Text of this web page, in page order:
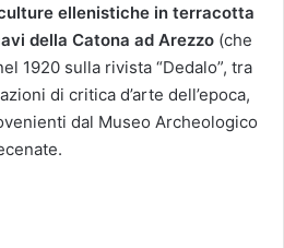
ellenistiche in terracotta
della Catona ad Arezzo (che
1920 sulla rivista “Dedalo”, tra
di critica d’arte dell’epoca,
dal Museo Archeologico